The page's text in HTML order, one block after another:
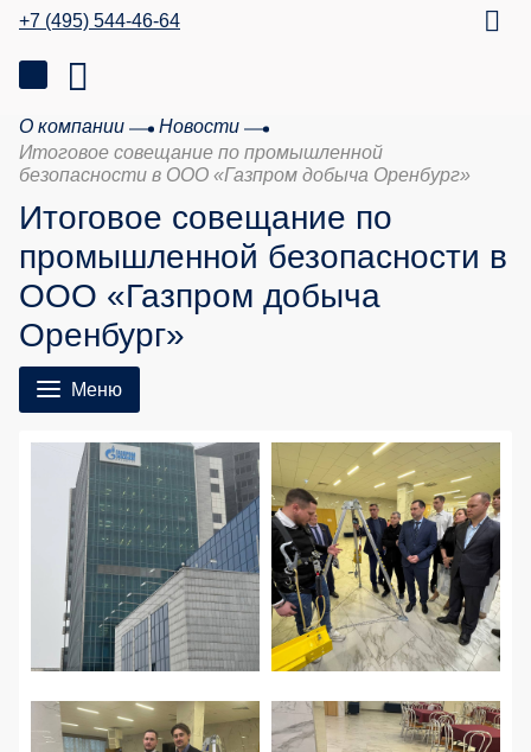
+7 (495) 544-46-64
О компании
Новости
Итоговое совещание по промышленной
безопасности в ООО «Газпром добыча Оренбург»
Итоговое совещание по
промышленной безопасности в
ООО «Газпром добыча
Оренбург»
Меню